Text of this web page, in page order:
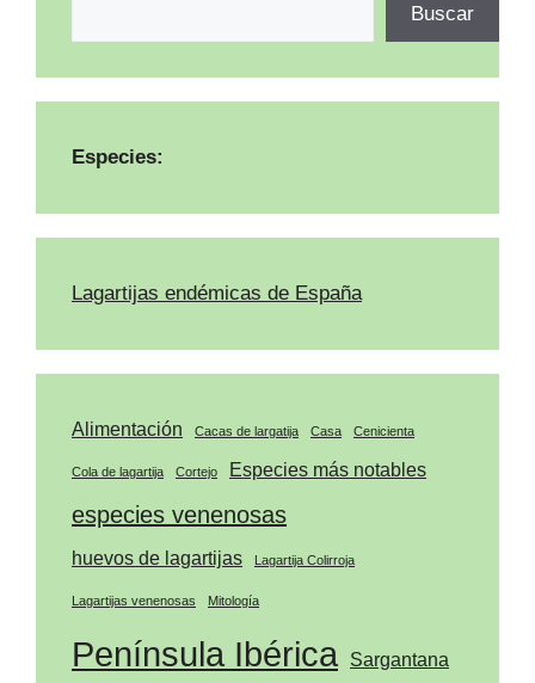
Buscar
Especies:
Lagartijas endémicas de España
Alimentación Cacas de largatija Casa Cenicienta
Cola de lagartija Cortejo Especies más notables
especies venenosas
huevos de lagartijas Lagartija Colirroja
Lagartijas venenosas Mitología
Península Ibérica Sargantana